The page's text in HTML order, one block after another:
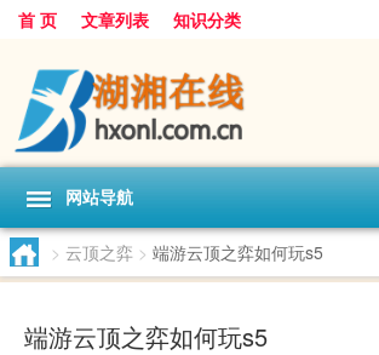
首 页 文章列表 知识分类
网站导航
> 云顶之弈 > 端游云顶之弈如何玩s5
端游云顶之弈如何玩s5